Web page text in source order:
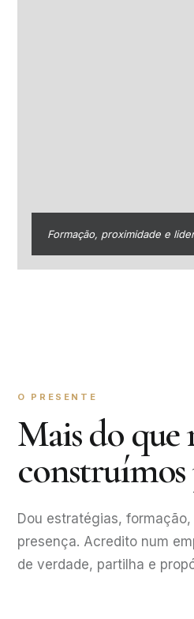
Formação, proximidade e
O PRESENTE
Mais do que
construímos
Dou estratégias,
presença. Acredito num
de verdade, partilha e